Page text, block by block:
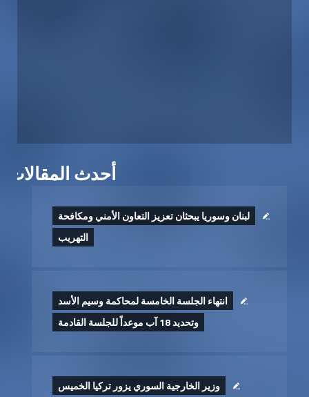
أحدث المقالات
لبنان وسوريا يبحثان تعزيز التعاون الأمني ومكافحة
التهريب
انتهاء الجلسة الخامسة لمحاكمة وسيم الأسد
وتحديد 18 آب موعداً للجلسة القادمة
وزير الخارجية السوري يزور تركيا الخميس